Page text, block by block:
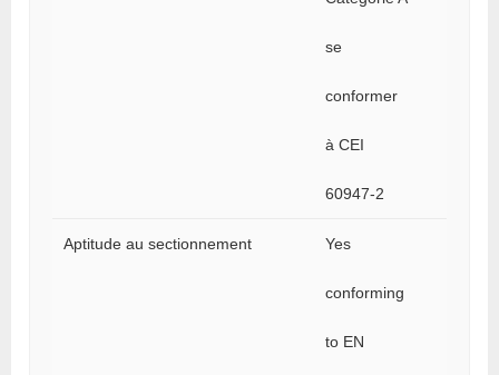
se
conformer
à CEI
60947-2
Aptitude au sectionnement Yes
conforming
to EN